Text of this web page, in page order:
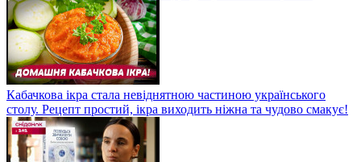
Кабачкова ікра стала невіднятною частиною українського
столу. Рецепт простий, ікра виходить ніжна та чудово смакує!